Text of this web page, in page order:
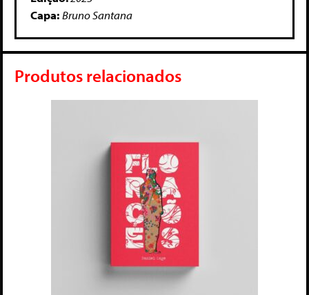
Capa:Bruno Santana
Produtos relacionados